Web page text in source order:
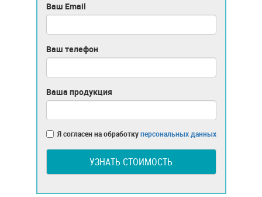
Ваш Email
Ваш телефон
Ваша продукция
Я согласен на обработкуперсональных данных
УЗНАТЬ СТОИМОСТЬ